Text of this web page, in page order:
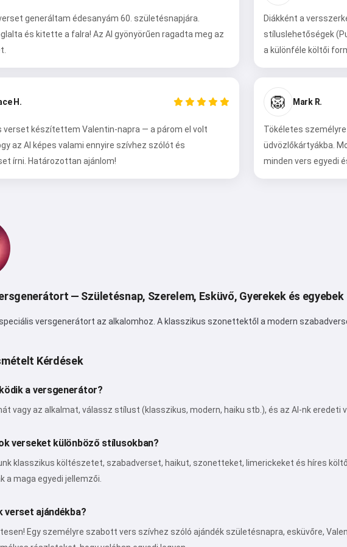
generáltam édesanyám 60. születésnapjára.
és kitette a falra! Az AI gyönyörűen ragadta meg az
Diákként a
stíluslehetőségek
a különféle költői
H.
verset készítettem Valentin-napra — a párom el volt
az AI képes valami ennyire szívhez szólót és
írni. Határozottan ajánlom!
🦁 Mark R.
Tökéletes
üdvözlőkártyákba.
minden vers egyedi
— Születésnap, Szerelem, Esküvő, Gyerekek és egyebek
versgenerátort az alkalomhoz. A klasszikus szonettektől a modern
Kérdések
a versgenerátor?
vagy az alkalmat, válassz stílust (klasszikus, modern, haiku stb.), és az AI-nk
verseket különböző stílusokban?
klasszikus költészetet, szabadverset, haikut, szonetteket, limerickeket és híres
a maga egyedi jellemzői.
verset ajándékba?
Egy személyre szabott vers szívhez szóló ajándék születésnapra, esküvőre,
Szia 👋
Tudok dalokat készíteni, verseket
és köszöntőket írni 🥰